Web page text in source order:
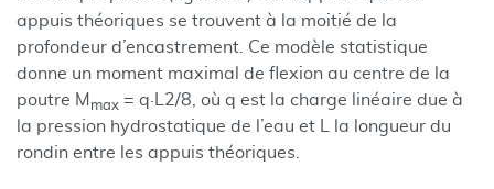
appuis théoriques se trouvent à la moitié de la
profondeur d’encastrement. Ce modèle statistique
donne un moment maximal de flexion au centre de la
poutre M max = q·L2/8, où q est la charge linéaire due à
la pression hydrostatique de l’eau et L la longueur du
rondin entre les appuis théoriques.